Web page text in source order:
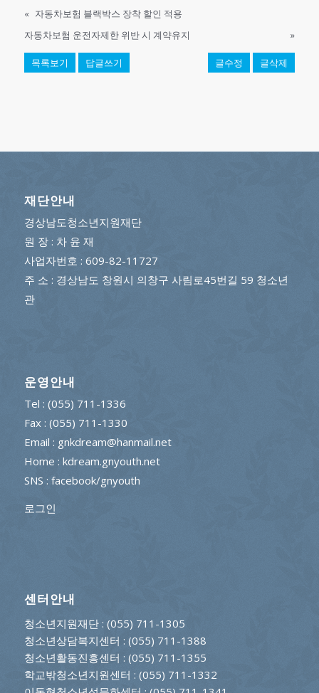
« 자동차보험 블랙박스 장착 할인 적용
자동차보험 운전자제한 위반 시 계약유지
»
목록보기 답글쓰기 글수정 글삭제
재단안내
경상남도청소년지원재단
원 장 : 차 윤 재
사업자번호 : 609-82-11727
주 소 : 경상남도 창원시 의창구 사림로45번길 59 청소년
관
운영안내
Tel : (055) 711-1336
Fax : (055) 711-1330
Email : gnkdream@hanmail.net
Home : kdream.gnyouth.net
SNS : facebook/gnyouth
로그인
센터안내
청소년지원재단: (055) 711-1305
청소년상담복지센터 : (055) 711-1388
청소년활동진흥센터 : (055) 711-1355
학교밖청소년지원센터 : (055) 711-1332